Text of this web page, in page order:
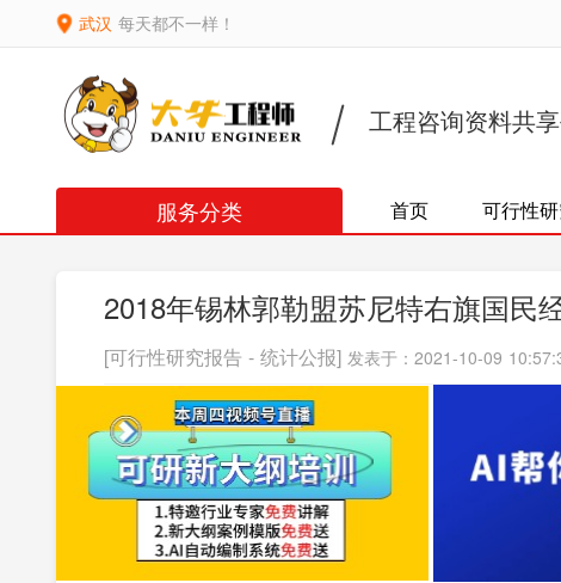
武汉 每天都不一样！
工程咨询资料共
服务分类 首页 可行性
2018年锡林郭勒盟苏尼特右旗国
[可行性研究报告 - 统计公报] 发表于：2021-10-09